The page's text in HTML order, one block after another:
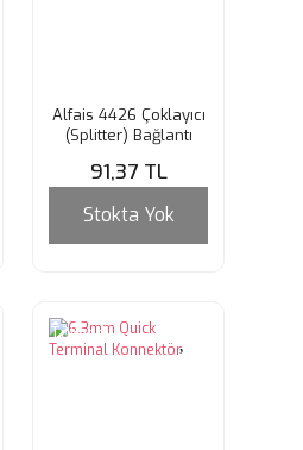
Alfais 4426 Çoklayıcı
(Splitter) Bağlantı
91,37 TL
Stokta Yok
Tükendi